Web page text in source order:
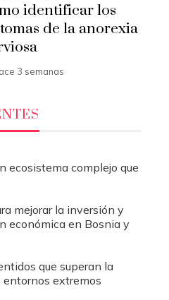
identificar los
de la anorexia
3 semanas
ecosistema complejo que
mejorar la inversión y
económica en Bosnia y
que superan la
extremos